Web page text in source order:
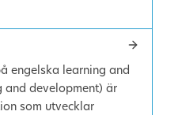
engelska learning and
and development) är
som utvecklar